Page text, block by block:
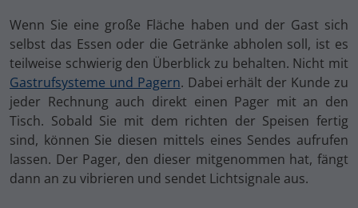
Wenn Sie eine große Fläche haben und der Gast sich
selbst das Essen oder die Getränke abholen soll, ist es
teilweise schwierig den Überblick zu behalten. Nicht mit
Gastrufsysteme und Pagern. Dabei erhält der Kunde zu
jeder Rechnung auch direkt einen Pager mit an den
Tisch. Sobald Sie mit dem richten der Speisen fertig
sind, können Sie diesen mittels eines Sendes aufrufen
lassen. Der Pager, den dieser mitgenommen hat, fängt
dann an zu vibrieren und sendet Lichtsignale aus.